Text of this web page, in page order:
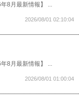
8月最新情報】 ...
2026/08/01 02:10:04
8月最新情報】 ...
2026/08/01 01:00:04